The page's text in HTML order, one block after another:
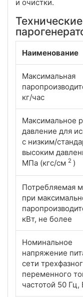
и очистки.
Наименование
Максимальная
кг/час
Максимальное
давление для
с низким/
высоким
МПа (кгс/см 2 )
Потребляемая
при
кВт, не более
Номинальное
напряжение
сети
переменного
частотой 50 Гц,